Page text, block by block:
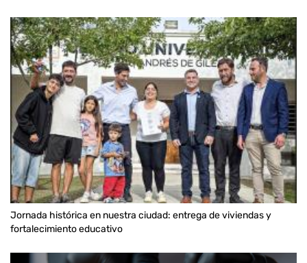
Jornada histórica en nuestra ciudad: entrega de viviendas y
fortalecimiento educativo